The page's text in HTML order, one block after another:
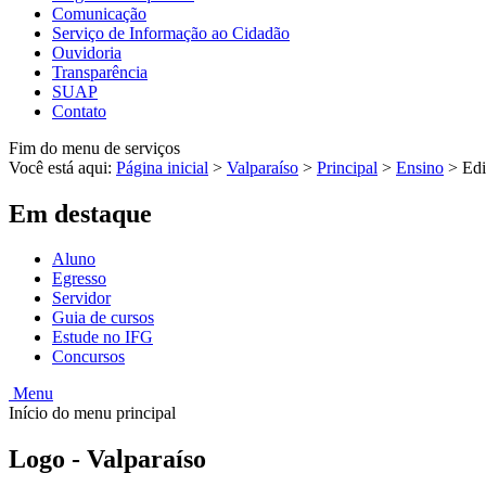
Comunicação
Serviço de Informação ao Cidadão
Ouvidoria
Transparência
SUAP
Contato
Fim do menu de serviços
Você está aqui: Página inicial > Valparaíso > Principal > Ensino >
Em destaque
Aluno
Egresso
Servidor
Guia de cursos
Estude no IFG
Concursos
Menu
Início do menu principal
Logo - Valparaíso